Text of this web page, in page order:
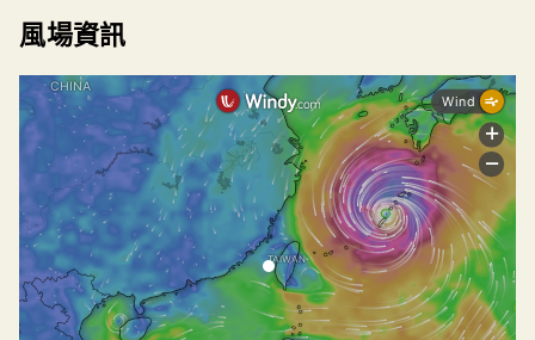
風場資訊